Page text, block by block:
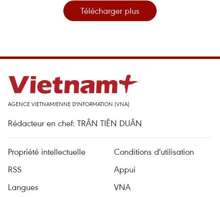
Télécharger plus
AGENCE VIETNAMIENNE D'INFORMATION (VNA)
Rédacteur en chef: TRÂN TIÊN DUÂN
Propriété intellectuelle
Conditions d'utilisation
RSS
Appui
Langues
VNA